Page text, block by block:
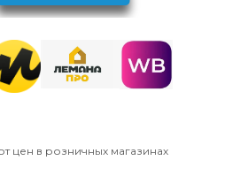
цен в розничных магазинах